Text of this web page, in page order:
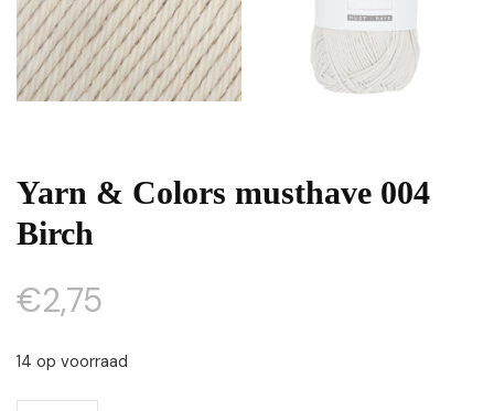
Yarn & Colors musthave 004
Birch
€2,75
14 op voorraad